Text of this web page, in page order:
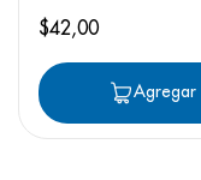
$42,00
Agregar